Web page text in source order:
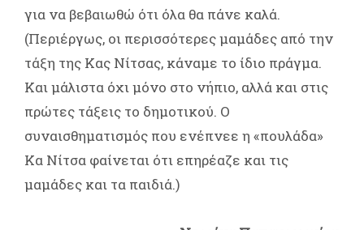
για να βεβαιωθώ ότι όλα θα πάνε καλά.
(Περιέργως, οι περισσότερες μαμάδες από την
τάξη της Κας Νίτσας, κάναμε το ίδιο πράγμα.
Και μάλιστα όχι μόνο στο νήπιο, αλλά και στις
πρώτες τάξεις το δημοτικού. Ο
συναισθηματισμός που ενέπνεε η «πουλάδα»
Κα Νίτσα φαίνεται ότι επηρέαζε και τις
μαμάδες και τα παιδιά.)